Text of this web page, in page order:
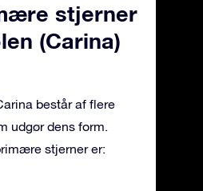
stjerner
(Carina)
består af flere
udgør dens form.
stjerner er: